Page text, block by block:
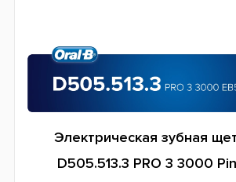
Электрическая зубная
D505.513.3 PRO 3 3000